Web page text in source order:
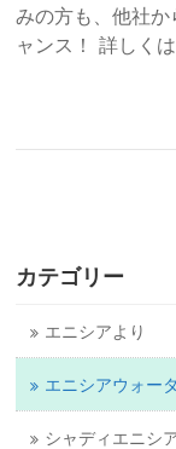
みの方も、他社
ャンス！ 詳し
カテゴリー
エニシアより
エニシアウォー
シャディエニシ